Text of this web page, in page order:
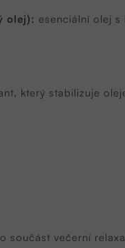
olej): esenciální olej
který stabilizuje
součást večerní